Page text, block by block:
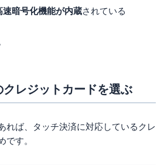
速暗号化機能が内蔵されている
レジットカードを選ぶ
れば、タッチ決済に対応しているクレ
です。